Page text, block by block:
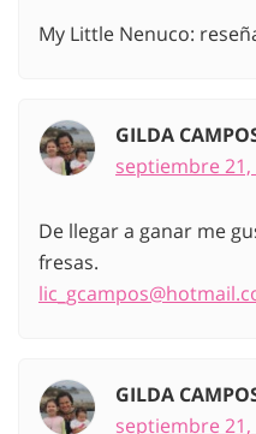
My Little Nenuco:
GILDA
septiembre 21,
De llegar a ganar me
fresas.
GILDA
septiembre 21,